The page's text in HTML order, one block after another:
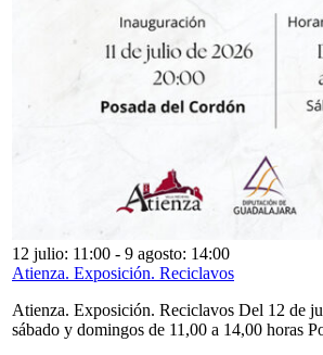
12 julio: 11:00 - 9 agosto: 14:00
Atienza. Exposición. Reciclavos
Atienza. Exposición. Reciclavos Del 12 de
sábado y domingos de 11,00 a 14,00 horas